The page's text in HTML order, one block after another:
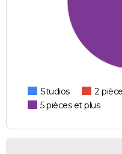
Studios 2
5 pièces et plus